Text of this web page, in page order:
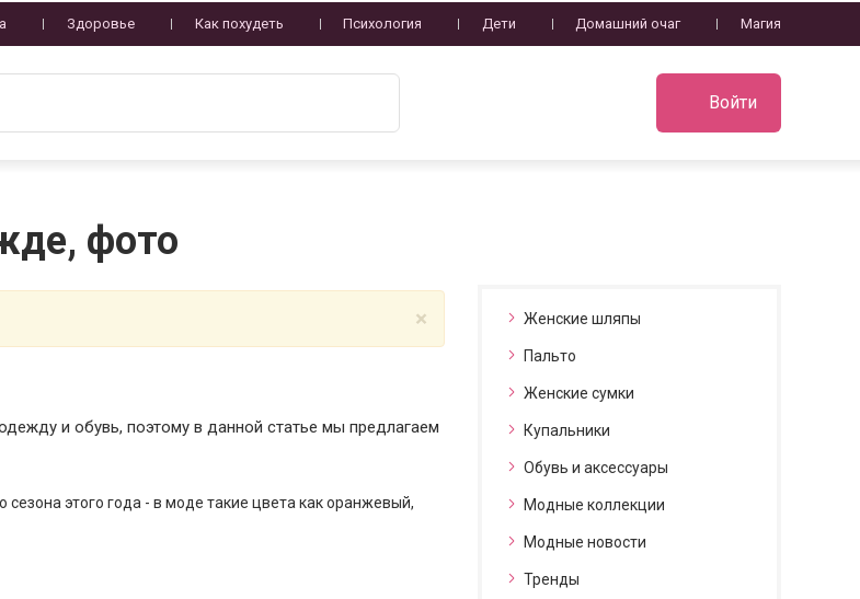
Здоровье Как похудеть Психология Дети Домашний очаг Магия
Войти
фото
×
и обувь, поэтому в данной статье мы предлагаем
этого года - в моде такие цвета как оранжевый,
Женские шляпы
Пальто
Женские сумки
Купальники
Обувь и аксессуары
Модные коллекции
Модные новости
Тренды